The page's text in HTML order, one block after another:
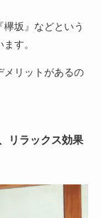
坂』などという
す。
メリットがあるの
リラックス効果